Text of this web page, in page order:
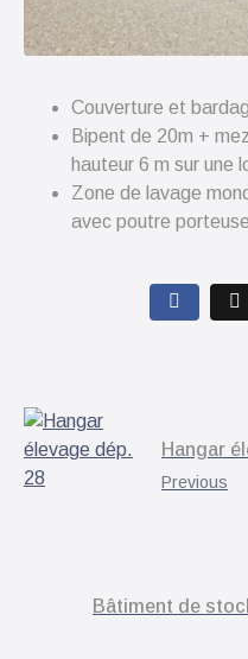
Couverture et
Bipent de 20m +
hauteur 6 m sur une
Zone de lavage
avec poutre
Hangar
Previous
Bâtiment de